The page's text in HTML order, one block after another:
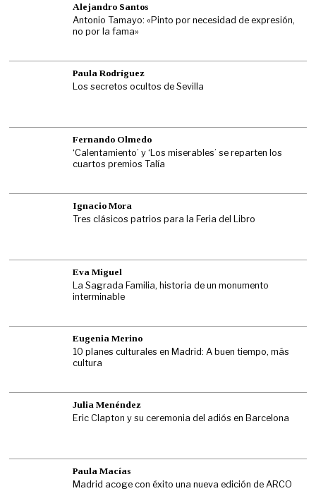
Alejandro Santos
Antonio Tamayo: «Pinto por necesidad de expresión,
no por la fama»
Paula Rodríguez
Los secretos ocultos de Sevilla
Fernando Olmedo
‘Calentamiento’ y ‘Los miserables’ se reparten los
cuartos premios Talía
Ignacio Mora
Tres clásicos patrios para la Feria del Libro
Eva Miguel
La Sagrada Familia, historia de un monumento
interminable
Eugenia Merino
10 planes culturales en Madrid: A buen tiempo, más
cultura
Julia Menéndez
Eric Clapton y su ceremonia del adiós en Barcelona
Paula Macías
Madrid acoge con éxito una nueva edición de ARCO